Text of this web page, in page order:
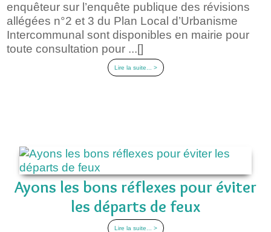
enquêteur sur l’enquête publique des révisions
allégées n°2 et 3 du Plan Local d’Urbanisme
Intercommunal sont disponibles en mairie pour
toute consultation pour ...[]
Lire la suite... >
Ayons les bons réflexes pour éviter
les départs de feux
Lire la suite... >